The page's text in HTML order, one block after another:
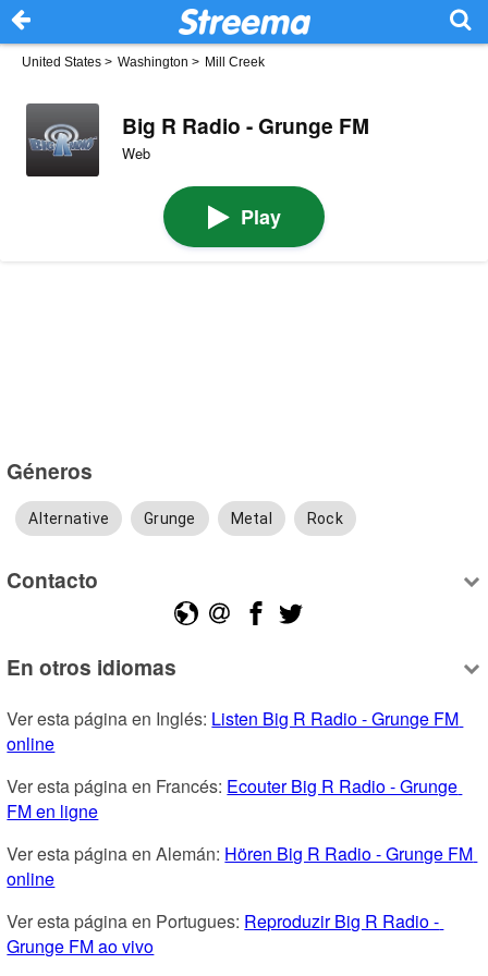
United States > Washington > Mill Creek
Big R Radio - Grunge FM
Web
Play
Géneros
Alternative Grunge Metal Rock
Contacto
En otros idiomas
Ver esta página en Inglés: Listen Big R Radio - Grunge FM
online
Ver esta página en Francés: Ecouter Big R Radio - Grunge
FM en ligne
Ver esta página en Alemán: Hören Big R Radio - Grunge FM
online
Ver esta página en Portugues: Reproduzir Big R Radio -
Grunge FM ao vivo